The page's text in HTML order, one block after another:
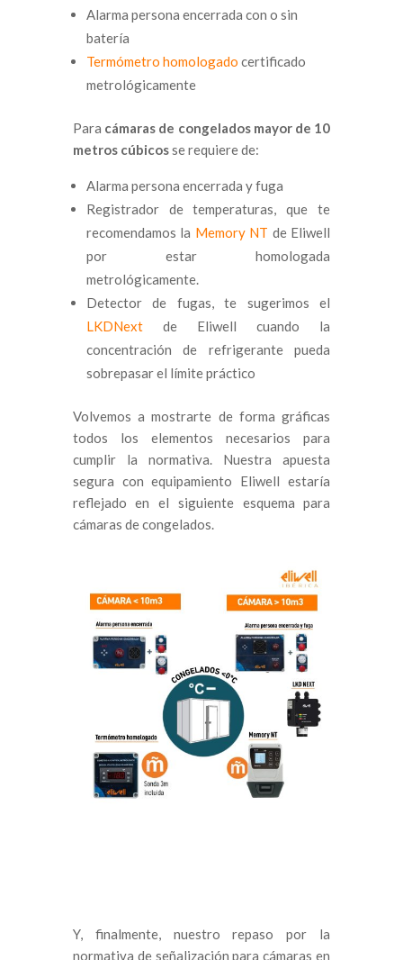
Alarma persona encerrada con o sin
batería
Termómetro homologado certificado
metrológicamente
Para cámaras de congelados mayor de 10
metros cúbicosse requiere de:
Alarma persona encerrada y fuga
Registrador de temperaturas, que te
recomendamos la Memory NT de Eliwell
por estar homologada
metrológicamente.
Detector de fugas, te sugerimos el
LKDNextde Eliwell cuando la
concentración de refrigerante pueda
sobrepasar el límite práctico
Volvemos a mostrarte de forma gráficas
todos los elementos necesarios para
cumplir la normativa. Nuestra apuesta
segura con equipamiento Eliwell estaría
reflejado en el siguiente esquema para
cámaras de congelados.
Y, finalmente, nuestro repaso por la
normativa de señalización para cámaras en